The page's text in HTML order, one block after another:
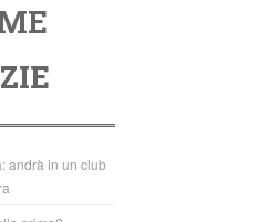
andrà in un club